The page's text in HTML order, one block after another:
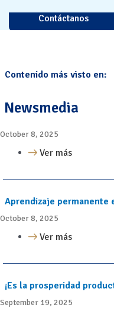
Contáctanos
Contenido más visto en:
Newsmedia
October 8, 2025
Ver más
Aprendizaje permanente
October 8, 2025
Ver más
¡Es la prosperidad
September 19, 2025